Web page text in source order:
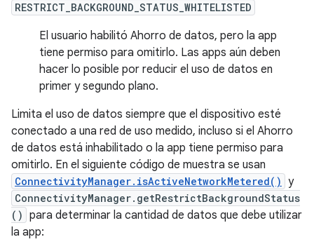
RESTRICT_BACKGROUND_STATUS_WHITELISTED
El usuario habilitó Ahorro de datos, pero la app
tiene permiso para omitirlo. Las apps aún deben
hacer lo posible por reducir el uso de datos en
primer y segundo plano.
Limita el uso de datos siempre que el dispositivo esté
conectado a una red de uso medido, incluso si el Ahorro
de datos está inhabilitado o la app tiene permiso para
omitirlo. En el siguiente código de muestra se usan
ConnectivityManager.isActiveNetworkMetered() y
ConnectivityManager.getRestrictBackgroundStatus
() para determinar la cantidad de datos que debe utilizar
la app: